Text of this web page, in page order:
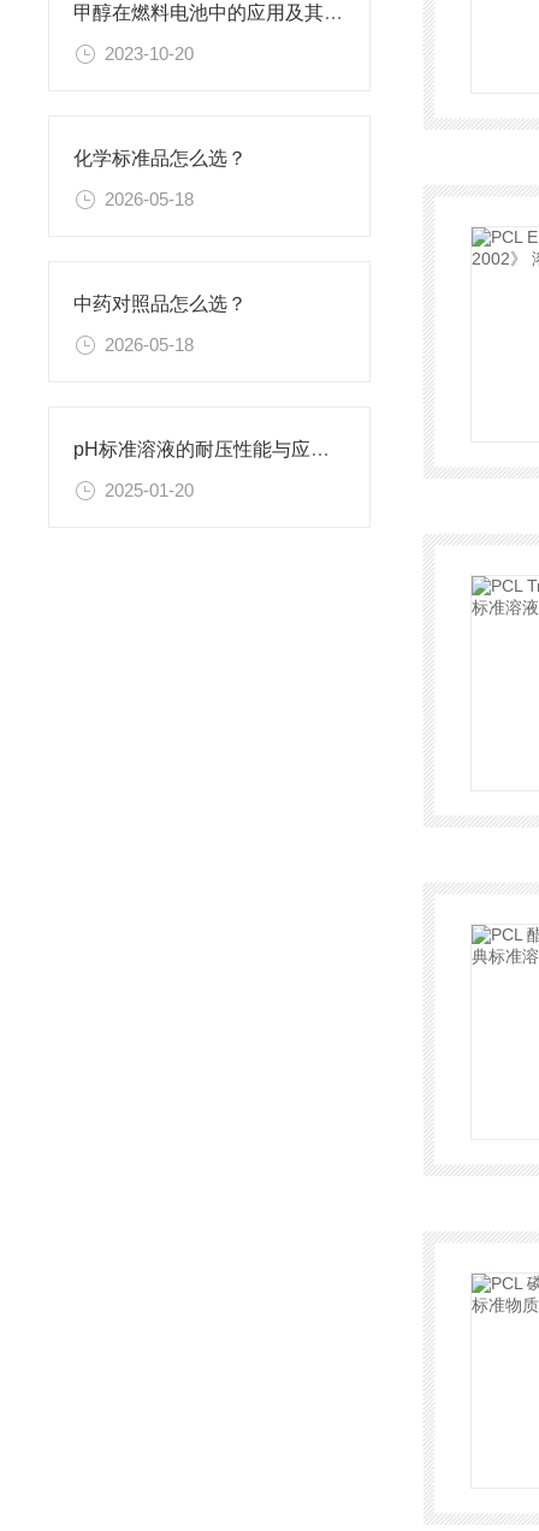
甲醇在燃料电池中的应用及其特性
2023-10-20
化学标准品怎么选？
2026-05-18
中药对照品怎么选？
2026-05-18
pH标准溶液的耐压性能与应用领域
2025-01-20